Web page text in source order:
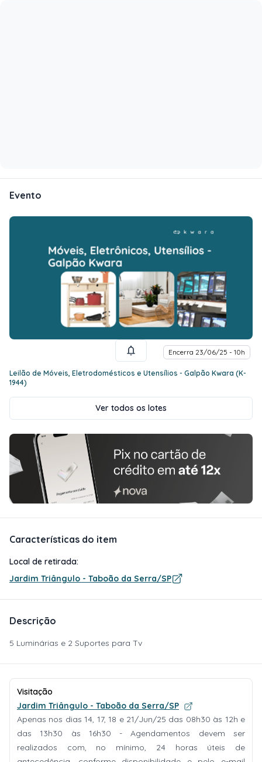
Evento
Encerra 23/06/25 - 10h
Leilão de Móveis, Eletrodomésticos e Utensílios - Galpão Kwara (K-
1944)
Ver todos os lotes
Características do item
Local de retirada:
Jardim Triângulo - Taboão da Serra/SP
Descrição
5 Luminárias e 2 Suportes para Tv
Visitação
Jardim Triângulo - Taboão da Serra/SP
Apenas nos dias 14, 17, 18 e 21/Jun/25 das 08h30 às 12h e
das 13h30 às 16h30 - Agendamentos devem ser
realizados com, no mínimo, 24 horas úteis de